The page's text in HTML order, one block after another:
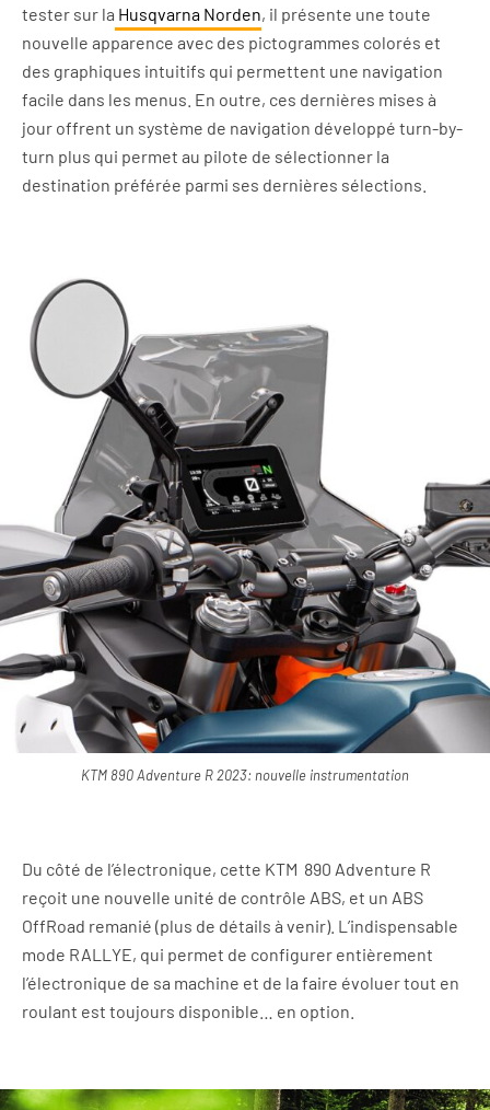
tester sur la Husqvarna Norden, il présente une toute
nouvelle apparence avec des pictogrammes colorés et
des graphiques intuitifs qui permettent une navigation
facile dans les menus. En outre, ces dernières mises à
jour offrent un système de navigation développé turn-by-
turn plus qui permet au pilote de sélectionner la
destination préférée parmi ses dernières sélections.
KTM 890 Adventure R 2023: nouvelle instrumentation
Du côté de l’électronique, cette KTM 890 Adventure R
reçoit une nouvelle unité de contrôle ABS, et un ABS
OffRoad remanié (plus de détails à venir). L’indispensable
mode RALLYE, qui permet de configurer entièrement
l’électronique de sa machine et de la faire évoluer tout en
roulant est toujours disponible… en option.